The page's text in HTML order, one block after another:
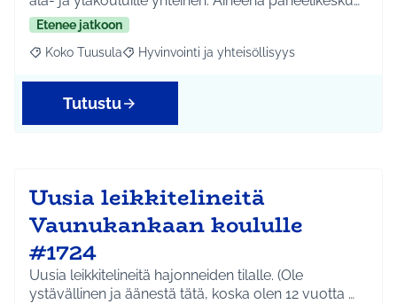
Etenee jatkoon
Rajaa tulokset aihepiirin mukaan: Koko Tuusula
Koko Tuusula Rajaa tulokset teeman mukaan: Hyvinvointi ja
Hyvinvointi ja yhteisöllisyys
Tutustu
Uusia leikkitelineitä
Vaunukankaan koululle
#1724
Uusia leikkitelineitä hajonneiden tilalle. (Ole
ystävällinen ja äänestä tätä, koska olen 12 vuotta …